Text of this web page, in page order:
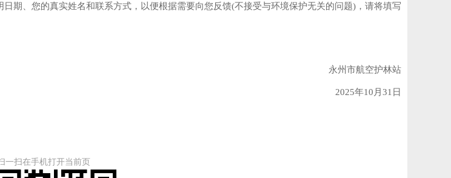
期、您的真实姓名和联系方式，以便根据需要向您反馈(不接受与环境保护无关的问题)，请将填写
永州市航空护林站
2025年10月31日
一扫在手机打开当前页